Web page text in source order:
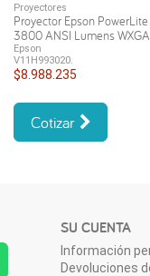
Proyectores
Proyector Epson
3800 ANSI Lumens
Epson
V11H993020.
$8.988.235
Cotizar
SU CUENTA
Información
Devoluciones